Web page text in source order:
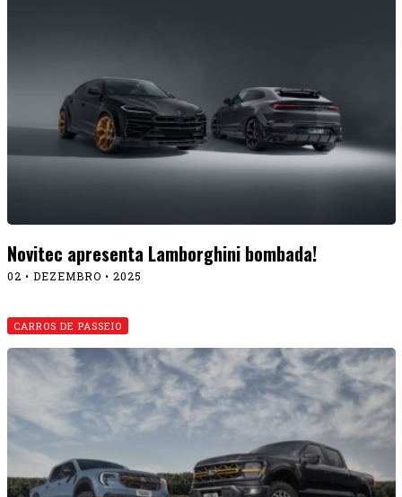
Novitec apresenta Lamborghini bombada!
02 • DEZEMBRO • 2025
CARROS DE PASSEIO